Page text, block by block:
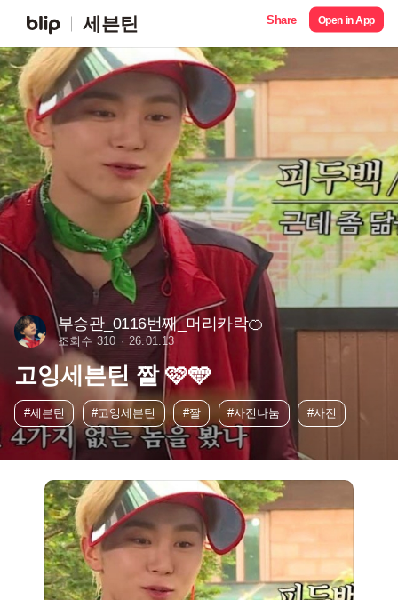
세븐틴 Share Open in App
부승관_0116번째_머리카락🍊
조회수 310 26.01.13
고잉세븐틴 짤 🩷🩵
#세븐틴 #고잉세븐틴 #짤 #사진나눔 #사진